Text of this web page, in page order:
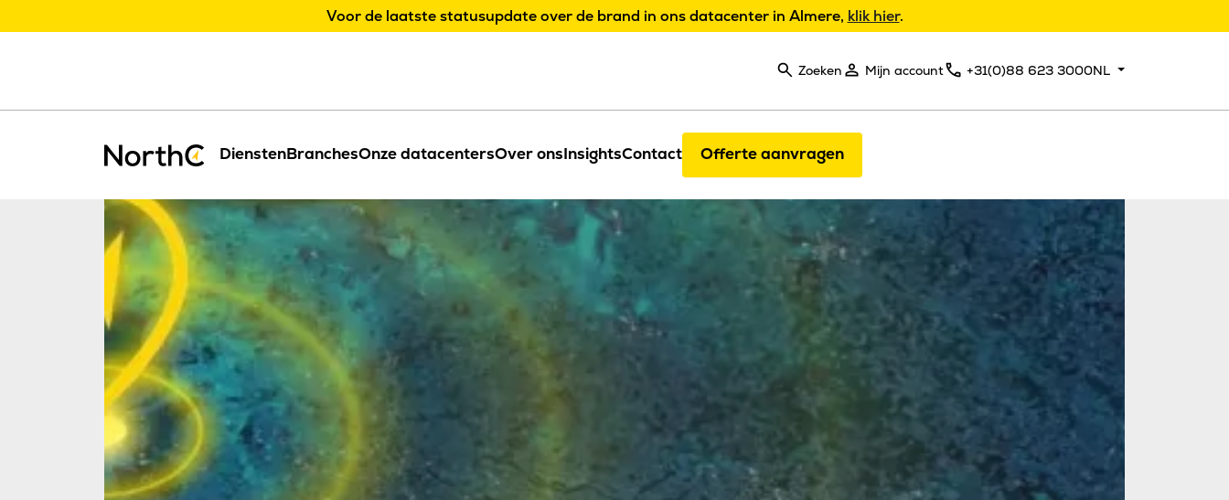
Voor de laatste statusupdate over de brand in ons datacenter in Almere, klik hier.
Zoeken Mijn account +31(0)88 623 3000NL
DienstenBranchesOnze datacentersOver onsInsightsContact Offerte aanvragen